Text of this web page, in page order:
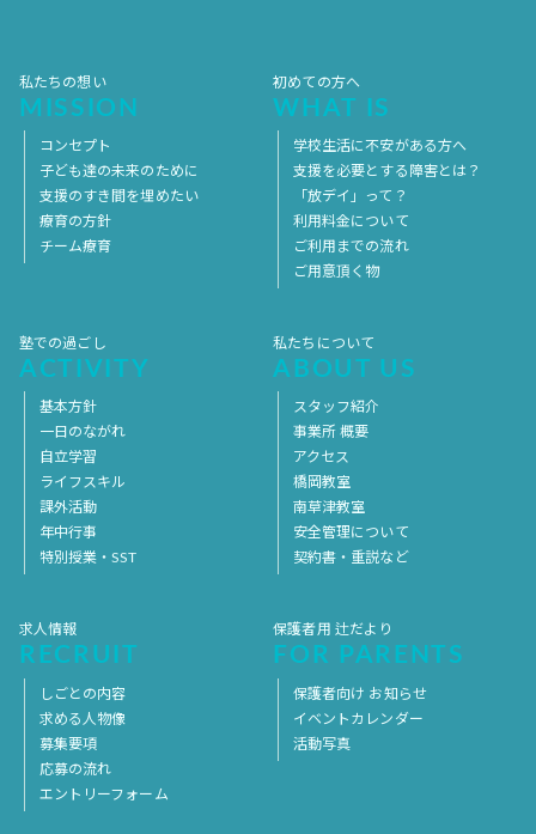
私たちの想い
MISSION
コンセプト
子ども達の未来のために
支援のすき間を埋めたい
療育の方針
チーム療育
初めての方へ
WHAT IS
学校生活に不安がある方へ
支援を必要とする障害とは？
「放デイ」って？
利用料金について
ご利用までの流れ
ご用意頂く物
塾での過ごし
ACTIVITY
基本方針
一日のながれ
自立学習
ライフスキル
課外活動
年中行事
特別授業・SST
私たちについて
ABOUT US
スタッフ紹介
事業所 概要
アクセス
橋岡教室
南草津教室
安全管理について
契約書・重説など
求人情報
RECRUIT
しごとの内容
求める人物像
募集要項
応募の流れ
エントリーフォーム
保護者用 辻だより
FOR PARENTS
保護者向け お知らせ
イベントカレンダー
活動写真